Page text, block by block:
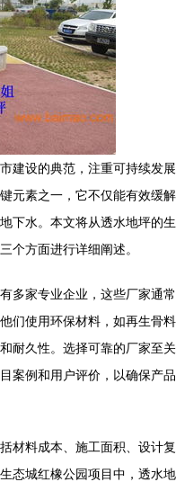
建设的典范，注重可持续发展
元素之一，它不仅能有效缓解
下水。本文将从透水地坪的生
个方面进行详细阐述。
多家专业企业，这些厂家通常
们使用环保材料，如再生骨料
耐久性。选择可靠的厂家至关
案例和用户评价，以确保产品
材料成本、施工面积、设计复
态城红橡公园项目中，透水地